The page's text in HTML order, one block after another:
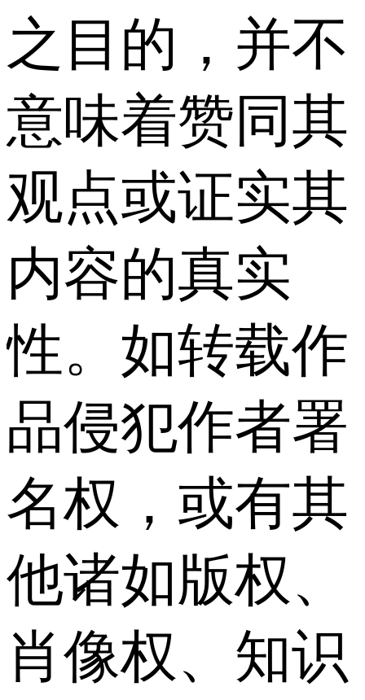
之目的，并不
意味着赞同其
观点或证实其
内容的真实
性。如转载作
品侵犯作者署
名权，或有其
他诸如版权、
肖像权、知识